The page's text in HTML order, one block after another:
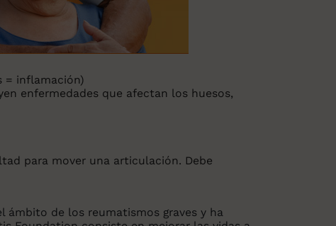
= inflamación)
enfermedades que afectan los huesos,
para mover una articulación. Debe
ámbito de los reumatismos graves y ha